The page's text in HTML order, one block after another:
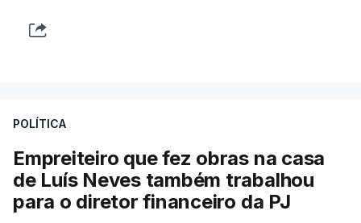
POLÍTICA
Empreiteiro que fez obras na casa
de Luís Neves também trabalhou
para o diretor financeiro da PJ